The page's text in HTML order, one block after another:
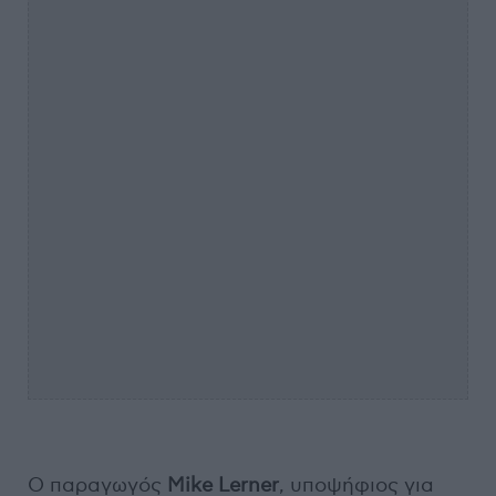
Ο παραγωγός Mike Lerner, υποψήφιος για